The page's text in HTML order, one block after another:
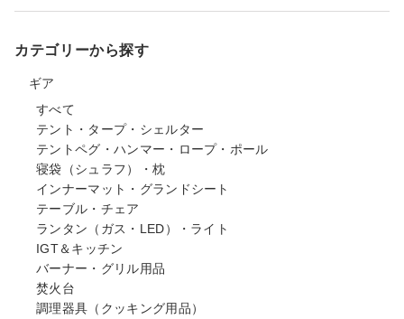
カテゴリーから探す
ギア
すべて
テント・タープ・シェルター
テントペグ・ハンマー・ロープ・ポール
寝袋（シュラフ）・枕
インナーマット・グランドシート
テーブル・チェア
ランタン（ガス・LED）・ライト
IGT＆キッチン
バーナー・グリル用品
焚火台
調理器具（クッキング用品）